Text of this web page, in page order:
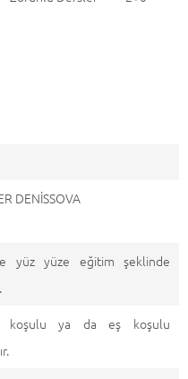
DENİSSOVA
yüz yüze eğitim şeklinde
koşulu ya da eş koşulu